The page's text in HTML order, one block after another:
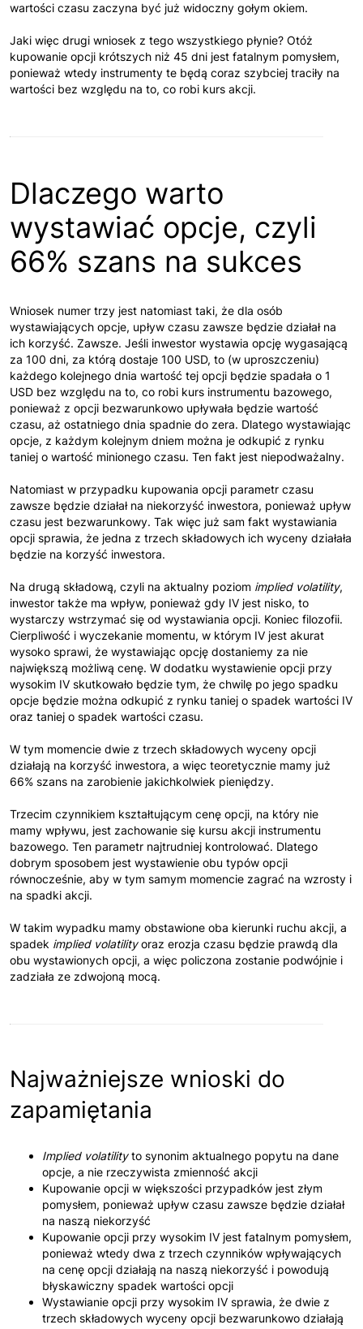
wartości czasu zaczyna być już widoczny gołym okiem.
Jaki więc drugi wniosek z tego wszystkiego płynie? Otóż
kupowanie opcji krótszych niż 45 dni jest fatalnym pomysłem,
ponieważ wtedy instrumenty te będą coraz szybciej traciły na
wartości bez względu na to, co robi kurs akcji.
Dlaczego warto
wystawiać opcje, czyli
66% szans na sukces
Wniosek numer trzy jest natomiast taki, że dla osób
wystawiających opcje, upływ czasu zawsze będzie działał na
ich korzyść. Zawsze. Jeśli inwestor wystawia opcję wygasającą
za 100 dni, za którą dostaje 100 USD, to (w uproszczeniu)
każdego kolejnego dnia wartość tej opcji będzie spadała o 1
USD bez względu na to, co robi kurs instrumentu bazowego,
ponieważ z opcji bezwarunkowo upływała będzie wartość
czasu, aż ostatniego dnia spadnie do zera. Dlatego wystawiając
opcje, z każdym kolejnym dniem można je odkupić z rynku
taniej o wartość minionego czasu. Ten fakt jest niepodważalny.
Natomiast w przypadku kupowania opcji parametr czasu
zawsze będzie działał na niekorzyść inwestora, ponieważ upływ
czasu jest bezwarunkowy. Tak więc już sam fakt wystawiania
opcji sprawia, że jedna z trzech składowych ich wyceny działała
będzie na korzyść inwestora.
Na drugą składową, czyli na aktualny poziom implied volatility,
inwestor także ma wpływ, ponieważ gdy IV jest nisko, to
wystarczy wstrzymać się od wystawiania opcji. Koniec filozofii.
Cierpliwość i wyczekanie momentu, w którym IV jest akurat
wysoko sprawi, że wystawiając opcję dostaniemy za nie
największą możliwą cenę. W dodatku wystawienie opcji przy
wysokim IV skutkowało będzie tym, że chwilę po jego spadku
opcje będzie można odkupić z rynku taniej o spadek wartości IV
oraz taniej o spadek wartości czasu.
W tym momencie dwie z trzech składowych wyceny opcji
działają na korzyść inwestora, a więc teoretycznie mamy już
66% szans na zarobienie jakichkolwiek pieniędzy.
Trzecim czynnikiem kształtującym cenę opcji, na który nie
mamy wpływu, jest zachowanie się kursu akcji instrumentu
bazowego. Ten parametr najtrudniej kontrolować. Dlatego
dobrym sposobem jest wystawienie obu typów opcji
równocześnie, aby w tym samym momencie zagrać na wzrosty i
na spadki akcji.
W takim wypadku mamy obstawione oba kierunki ruchu akcji, a
spadek implied volatilityoraz erozja czasu będzie prawdą dla
obu wystawionych opcji, a więc policzona zostanie podwójnie i
zadziała ze zdwojoną mocą.
Najważniejsze wnioski do
zapamiętania
Implied volatilityto synonim aktualnego popytu na dane
opcje, a nie rzeczywista zmienność akcji
Kupowanie opcji w większości przypadków jest złym
pomysłem, ponieważ upływ czasu zawsze będzie działał
na naszą niekorzyść
Kupowanie opcji przy wysokim IV jest fatalnym pomysłem,
ponieważ wtedy dwa z trzech czynników wpływających
na cenę opcji działają na naszą niekorzyść i powodują
błyskawiczny spadek wartości opcji
Wystawianie opcji przy wysokim IV sprawia, że dwie z
trzech składowych wyceny opcji bezwarunkowo działają